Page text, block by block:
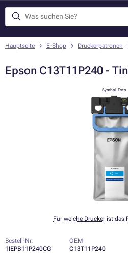
Hauptseite E-Shop Druckerpatronen
Epson C13T11P240 -
Symbol-Foto
Für welche Drucker ist das
Bestell-Nr.
1IEPB11P240CG
OEM
C13T11P240